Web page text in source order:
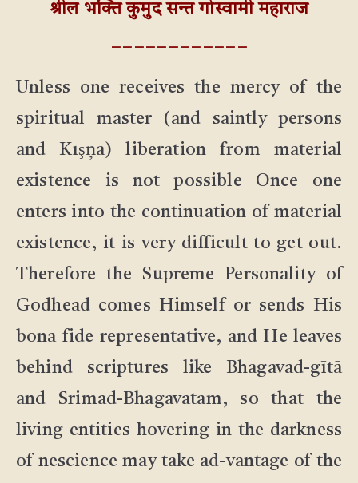
श्रील भक्ति कुमुद सन्त गोस्वामी महाराज
Unless one receives the mercy of the
spiritual master (and saintly persons
and Kışņa) liberation from material
existence is not possible Once one
enters into the continuation of material
existence, it is very difficult to get out.
Therefore the Supreme Personality of
Godhead comes Himself or sends His
bona fide representative, and He leaves
behind scriptures like Bhagavad-gītā
and Srimad-Bhagavatam, so that the
living entities hovering in the darkness
of nescience may take ad-vantage of the